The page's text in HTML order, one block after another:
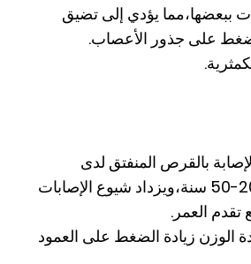
ببعضها،مما يؤدي إلى تضيق
على جذور الأعصاب.
بالقرص المنفتق لدى
الأشخاص في عمر 20-50 سنة،ويزداد شيوع الإصابات
تقدم العمر.
الوزن زيادة الضغط على العمود